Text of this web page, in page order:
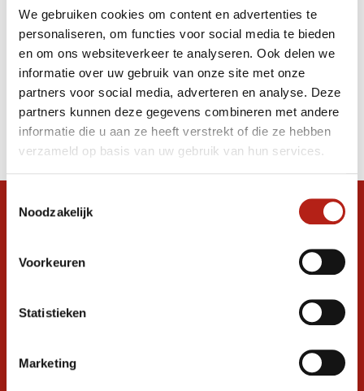
We gebruiken cookies om content en advertenties te
personaliseren, om functies voor social media te bieden
en om ons websiteverkeer te analyseren. Ook delen we
informatie over uw gebruik van onze site met onze
partners voor social media, adverteren en analyse. Deze
partners kunnen deze gegevens combineren met andere
informatie die u aan ze heeft verstrekt of die ze hebben
verzameld op basis van uw gebruik van hun services.
Noodzakelijk
Voorkeuren
Statistieken
Marketing
Apply filters
Producten getagd met
geen opzetkosten
Producten
Filter
Sorteren op
Snel antwoord op je vraag?
graag verder. 24/7
Ontvang de nieuwste aanbiedingen en